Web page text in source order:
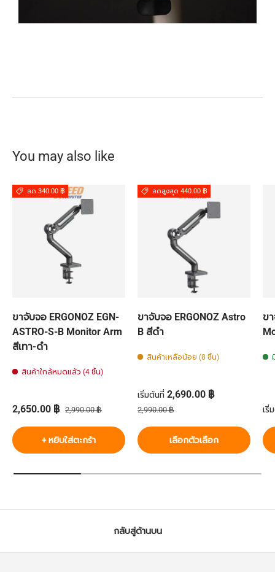
You may also like
ลด 340.00 ฿
ขาจับจอ ERGONOZ EGN-
ASTRO-S-B Monitor Arm
สีเทา-ดำ
สินค้าใกล้หมดแล้ว (4 ชิ้น)
ราคาส่วนลด
2,650.00 ฿ ราคาปกติ
2,990.00 ฿
+ หยิบใส่ตะกร้า
ลดสูงสุด 440.00 ฿
ขาจับจอ ERGONOZ Astro
B สีดำ
สินค้าเหลือน้อย (8 ชิ้น)
ราคาส่วนลด
เริ่มต้นที่ 2,690.00 ฿
ราคาปกติ
2,990.00 ฿
เลือกตัวเลือก
ข
ร
เริ่
กลับสู่ด้านบน